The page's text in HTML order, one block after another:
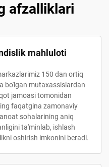
afzalliklari
mahluloti
150 dan ortiq
bo'lgan mutaxassislardan
jamoasi tomonidan
faqatgina zamonaviy
sohalarining aniq
ta'minlab, ishlash
oshirish imkonini beradi.